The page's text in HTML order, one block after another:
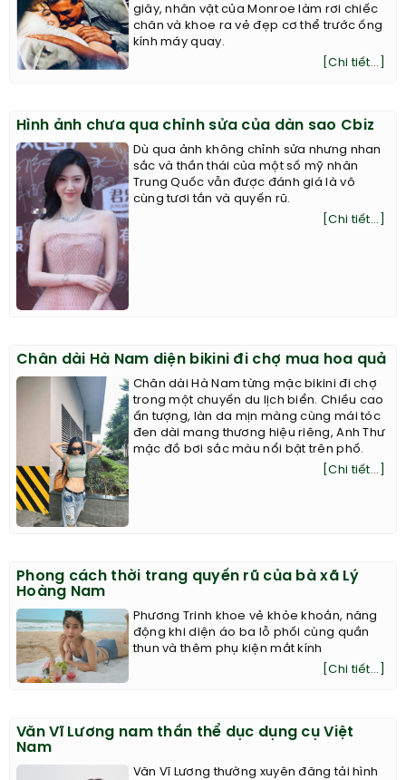
giây, nhân vật của Monroe làm rơi chiếc
chăn và khoe ra vẻ đẹp cơ thể trước ống
kính máy quay.
[Chi tiết...]
Hình ảnh chưa qua chỉnh sửa của dàn sao Cbiz
Dù qua ảnh không chỉnh sửa nhưng nhan
sắc và thần thái của một số mỹ nhân
Trung Quốc vẫn được đánh giá là vô
cùng tươi tắn và quyến rũ.
[Chi tiết...]
Chân dài Hà Nam diện bikini đi chợ mua hoa quả
Chân dài Hà Nam từng mặc bikini đi chợ
trong một chuyến du lịch biển. Chiều cao
ấn tượng, làn da mịn màng cùng mái tóc
đen dài mang thương hiệu riêng, Anh Thư
mặc đồ bơi sắc màu nổi bật trên phố.
[Chi tiết...]
Phong cách thời trang quyến rũ của bà xã Lý
Hoàng Nam
Phương Trinh khoe vẻ khỏe khoắn, năng
động khi diện áo ba lỗ phối cùng quần
thun và thêm phụ kiện mắt kính
[Chi tiết...]
Văn Vĩ Lương nam thần thể dục dụng cụ Việt
Nam
Văn Vĩ Lương thường xuyên đăng tải hình